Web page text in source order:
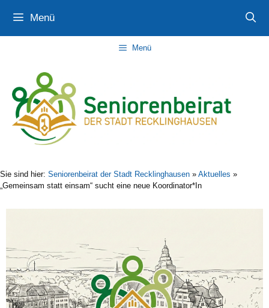
Inhalt
springen
Navigation
springen
Inhalt
springen
Menü
Menü
Sie sind hier: Seniorenbeirat der Stadt Recklinghausen » Aktuelles »
„Gemeinsam statt einsam“ sucht eine neue Koordinator*In